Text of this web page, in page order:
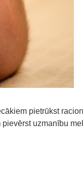
pietrūkst
uzmanību